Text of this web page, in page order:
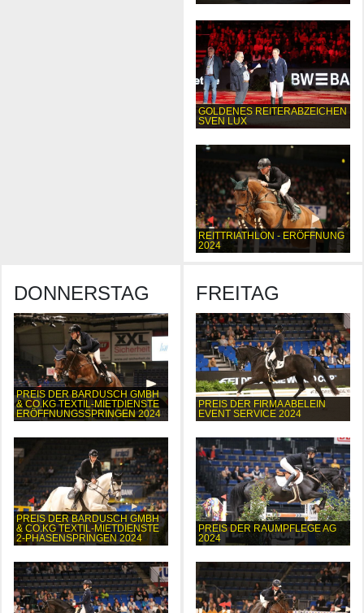
GOLDENES REITERABZEICHEN
SVEN LUX
REITTRIATHLON - ERÖFFNUNG
2024
DONNERSTAG
PREIS DER BARDUSCH GMBH
& CO.KG TEXTIL-MIETDIENSTE
ERÖFFNUNGSSPRINGEN 2024
PREIS DER BARDUSCH GMBH
& CO.KG TEXTIL-MIETDIENSTE
2-PHASENSPRINGEN 2024
FREITAG
PREIS DER FIRMA ABELEIN
EVENT SERVICE 2024
PREIS DER RAUMPFLEGE AG
2024